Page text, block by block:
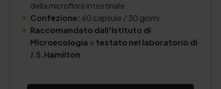
della microflora intestinale
Confezione: 60 capsule / 30 giorni
Raccomandato dall'Istituto di
Microecologia e testato nel laboratorio di
J.S.Hamilton